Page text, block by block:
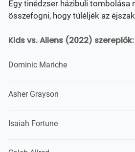
Egy tinédzser házibuli tombolása
összefogni, hogy túléljék az
Kids vs. Aliens (2022) szereplők:
Dominic Mariche
Asher Grayson
Isaiah Fortune